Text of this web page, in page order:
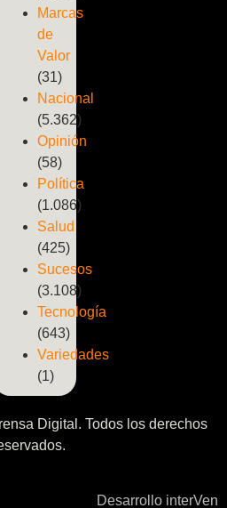
Marcas
de
Valor
(31)
Nacional
(5.362)
Opinión
(58)
Política
(1.086)
Salud
(425)
Sucesos
(3.108)
Tecnología
(643)
Variedades
(1)
Digital. Todos los derechos
Desarrollo interVen